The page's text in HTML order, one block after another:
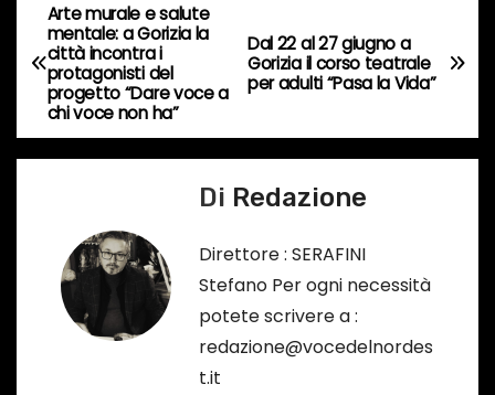
s
o
…
N
a
v
i
Dal 22 al 27 giugno a
Gorizia il corso teatrale
per adulti “Pasa la Vida”
Arte murale e salute
mentale: a Gorizia la
città incontra i
protagonisti del
progetto “Dare voce a
chi voce non ha”
Di Redazione
Direttore : SERAFINI
Stefano Per ogni necessità
potete scrivere a :
redazione@vocedelnordes
t.it